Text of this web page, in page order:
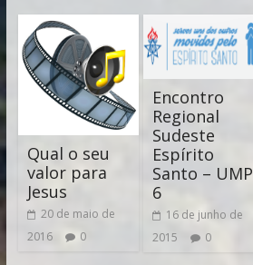
Qual o seu
valor para
Jesus
20 de maio de
2016
0
Encontro
Regional
Sudeste
Espírito
Santo – UMP
6
16 de junho de
2015
0